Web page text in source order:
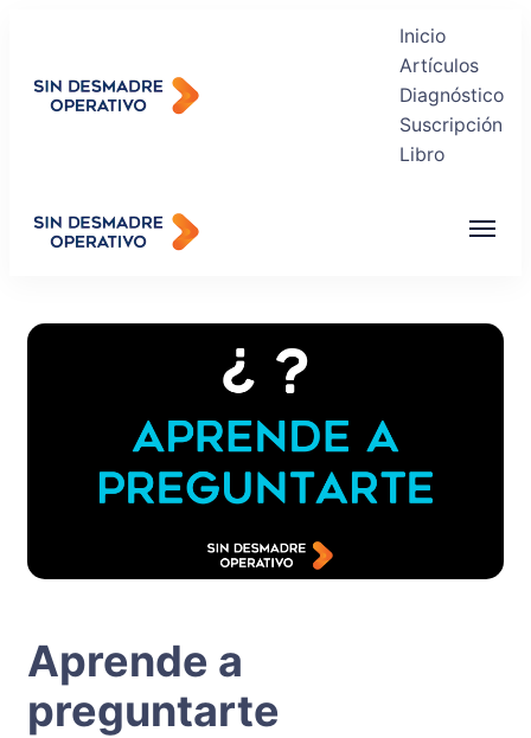
Sin Desmadre Operativo
Inicio
Artículos
Diagnóstico
Suscripción
Libro
Aprende a
preguntarte